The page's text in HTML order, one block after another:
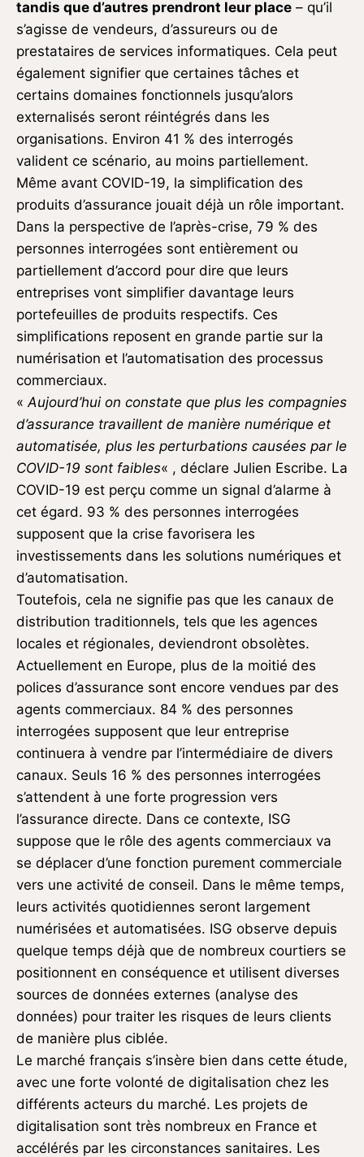
tandis que d’autres prendront leur place – qu’il
s’agisse de vendeurs, d’assureurs ou de
prestataires de services informatiques. Cela peut
également signifier que certaines tâches et
certains domaines fonctionnels jusqu’alors
externalisés seront réintégrés dans les
organisations. Environ 41 % des interrogés
valident ce scénario, au moins partiellement.
Même avant COVID-19, la simplification des
produits d’assurance jouait déjà un rôle important.
Dans la perspective de l’après-crise, 79 % des
personnes interrogées sont entièrement ou
partiellement d’accord pour dire que leurs
entreprises vont simplifier davantage leurs
portefeuilles de produits respectifs. Ces
simplifications reposent en grande partie sur la
numérisation et l’automatisation des processus
commerciaux.
« Aujourd’hui on constate que plus les compagnies
d’assurance travaillent de manière numérique et
automatisée, plus les perturbations causées par le
COVID-19 sont faibles« , déclare Julien Escribe. La
COVID-19 est perçu comme un signal d’alarme à
cet égard. 93 % des personnes interrogées
supposent que la crise favorisera les
investissements dans les solutions numériques et
d’automatisation.
Toutefois, cela ne signifie pas que les canaux de
distribution traditionnels, tels que les agences
locales et régionales, deviendront obsolètes.
Actuellement en Europe, plus de la moitié des
polices d’assurance sont encore vendues par des
agents commerciaux. 84 % des personnes
interrogées supposent que leur entreprise
continuera à vendre par l’intermédiaire de divers
canaux. Seuls 16 % des personnes interrogées
s’attendent à une forte progression vers
l’assurance directe. Dans ce contexte, ISG
suppose que le rôle des agents commerciaux va
se déplacer d’une fonction purement commerciale
vers une activité de conseil. Dans le même temps,
leurs activités quotidiennes seront largement
numérisées et automatisées. ISG observe depuis
quelque temps déjà que de nombreux courtiers se
positionnent en conséquence et utilisent diverses
sources de données externes (analyse des
données) pour traiter les risques de leurs clients
de manière plus ciblée.
Le marché français s’insère bien dans cette étude,
avec une forte volonté de digitalisation chez les
différents acteurs du marché. Les projets de
digitalisation sont très nombreux en France et
accélérés par les circonstances sanitaires. Les